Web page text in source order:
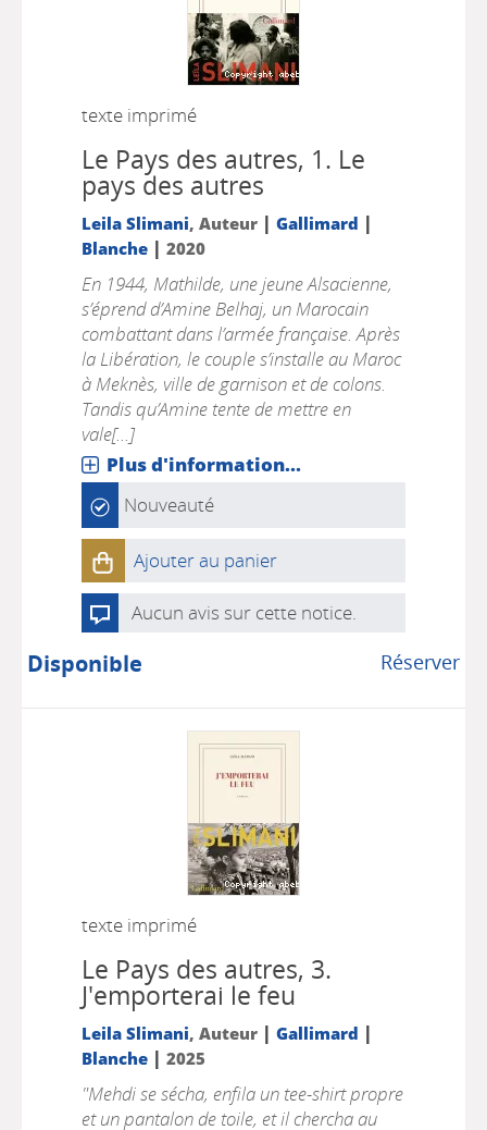
texte imprimé
Le Pays des autres, 1. Le
pays des autres
Leila Slimani, Auteur | Gallimard |
Blanche| 2020
En 1944, Mathilde, une jeune Alsacienne,
s’éprend d’Amine Belhaj, un Marocain
combattant dans l’armée française. Après
la Libération, le couple s’installe au Maroc
à Meknès, ville de garnison et de colons.
Tandis qu’Amine tente de mettre en
vale[...]
Plus d'information...
Nouveauté
Ajouter au panier
Aucun avis sur cette notice.
Réserver
Disponible
texte imprimé
Le Pays des autres, 3.
J'emporterai le feu
Leila Slimani, Auteur | Gallimard |
Blanche| 2025
"Mehdi se sécha, enfila un tee-shirt propre
et un pantalon de toile, et il chercha au